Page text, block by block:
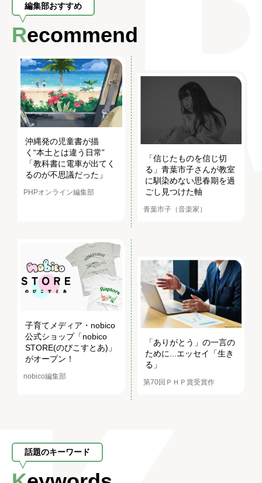
編集部おすすめ
Recommend
沖縄発の児童書が描
く“本土とは違う日常”
「教科書に電車が出てく
るのが不思議だった」
PHPオンライン編集部
「信じたものを信じ切
る」青葉市子さんが教室
に馴染めない思春期を過
ごし見つけた軸
青葉市子（音楽家）
子育てメディア・nobico
公式ショップ「nobico
STORE(のびこすとあ)」
がオープン！
nobico編集部
「ありがとう」の一言の
ために...エッセイ「生き
る」
第70回ＰＨＰ賞受賞作
話題のキーワード